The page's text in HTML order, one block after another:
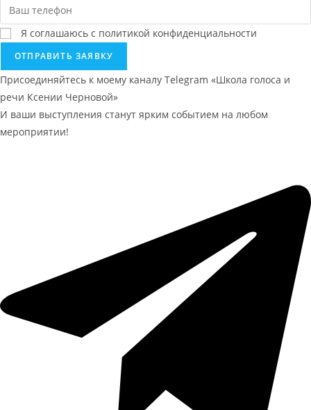
Я соглашаюсь с политикой конфиденциальности
ОТПРАВИТЬ ЗАЯВКУ
Присоединяйтесь к моему каналу Telegram «Школа голоса и
речи Ксении Черновой»
И ваши выступления станут ярким событием на любом
мероприятии!